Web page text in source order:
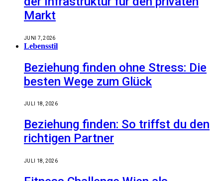
Markt
JUNI 7, 2026
Lebensstil
Beziehung finden ohne Stress: Die
besten Wege zum Glück
JULI 18, 2026
Beziehung finden: So triffst du den
richtigen Partner
JULI 18, 2026